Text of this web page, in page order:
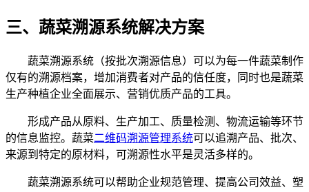
三、蔬菜溯源系统解决方案
蔬菜溯源系统（按批次溯源信息）可以为每一件蔬菜制作
仅有的溯源档案，增加消费者对产品的信任度，同时也是蔬菜
生产种植企业全面展示、营销优质产品的工具。
形成产品从原料、生产加工、质量检测、物流运输等环节
的信息监控。蔬菜二维码溯源管理系统可以追溯产品、批次、
来源到特定的原材料，可溯源性水平是灵活多样的。
蔬菜溯源系统可以帮助企业规范管理、提高公司效益、塑